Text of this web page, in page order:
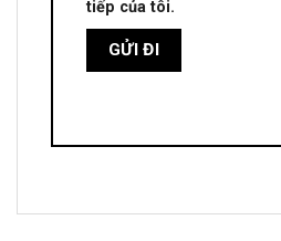
tiếp của tôi.